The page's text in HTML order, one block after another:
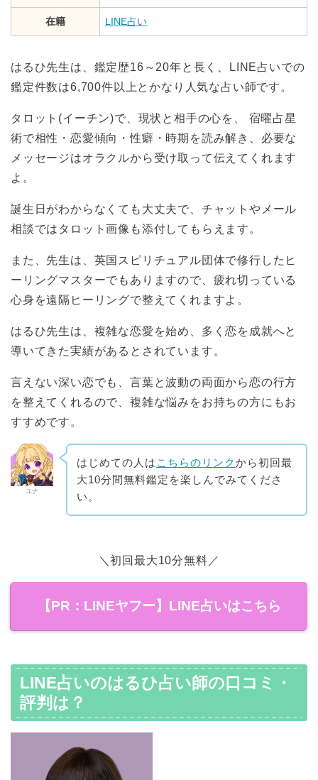
在籍 LINE占い
はるひ先生は、鑑定歴16～20年と長く、LINE占いでの
鑑定件数は6,700件以上とかなり人気な占い師です。
タロット(イーチン)で、現状と相手の心を、 宿曜占星
術で相性・恋愛傾向・性癖・時期を読み解き、必要な
メッセージはオラクルから受け取って伝えてくれます
よ。
誕生日がわからなくても大丈夫で、チャットやメール
相談ではタロット画像も添付してもらえます。
また、先生は、英国スピリチュアル団体で修行したヒ
ーリングマスターでもありますので、疲れ切っている
心身を遠隔ヒーリングで整えてくれますよ。
はるひ先生は、複雑な恋愛を始め、多く恋を成就へと
導いてきた実績があるとされています。
言えない深い恋でも、言葉と波動の両面から恋の行方
を整えてくれるので、複雑な悩みをお持ちの方にもお
すすめです。
ユナ
はじめての人は こちらのリンクから初回最
大10分間無料鑑定を楽しんでみてくださ
い。
＼初回最大10分無料／
【PR：LINEヤフー】LINE占いはこちら
LINE占いのはるひ占い師の口コミ・
評判は？